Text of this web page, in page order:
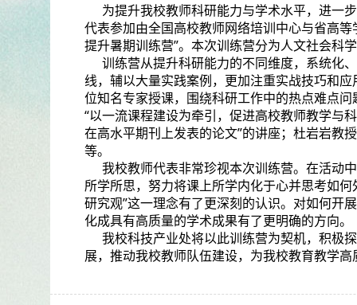
为提升我校教师科研能力与学术水平，进一
代表参加由全国高校教师网络培训中心与省高
提升暑期训练营”。本次训练营分为人文社会科
训练营从提升科研能力的不同维度，系统化
线，辅以大量实践案例，更加注重实战技巧和
位知名专家授课，围绕科研工作中的热点难点
“以一流课程建设为牵引，促进高校教师教学与
在高水平期刊上发表的论文”的讲座；杜岩岩教
等。
我校教师代表非常珍视本次训练营。在活动
所学所思，努力将课上所学内化于心并思考如
研究观”这一理念有了更深刻的认识。对如何开
化成具有高质量的学术成果有了更明确的方向。
我校科技产业处将以此训练营为契机，积极
展，推动我校教师队伍建设，为我校教育教学